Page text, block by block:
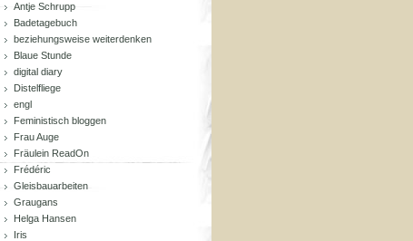
Antje Schrupp
Badetagebuch
beziehungsweise weiterdenken
Blaue Stunde
digital diary
Distelfliege
engl
Feministisch bloggen
Frau Auge
Fräulein ReadOn
Frédéric
Gleisbauarbeiten
Graugans
Helga Hansen
Iris